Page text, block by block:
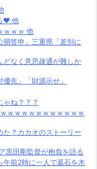
♥ 他
ｗｗｗ 他
開答申」三重県「差別に
どなく意思疎通が難しか
先」「財源示せ」
ゃね？？？
ｗｗｗｗｗｗｗｗｗｗｗ
た？カカオのストーリー
黒田剛監督が抱負を語る
午前2時に一人で墓石を木